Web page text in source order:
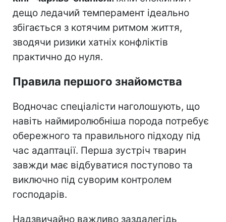
дещо ледачий темперамент ідеально
збігається з котячим ритмом життя,
зводячи ризики хатніх конфліктів
практично до нуля.
Правила першого знайомства
Водночас спеціалісти наголошують, що
навіть наймиролюбніша порода потребує
обережного та правильного підходу під
час адаптації. Перша зустріч тварин
завжди має відбуватися поступово та
виключно під суворим контролем
господарів.
Надзвичайно важливо заздалегідь